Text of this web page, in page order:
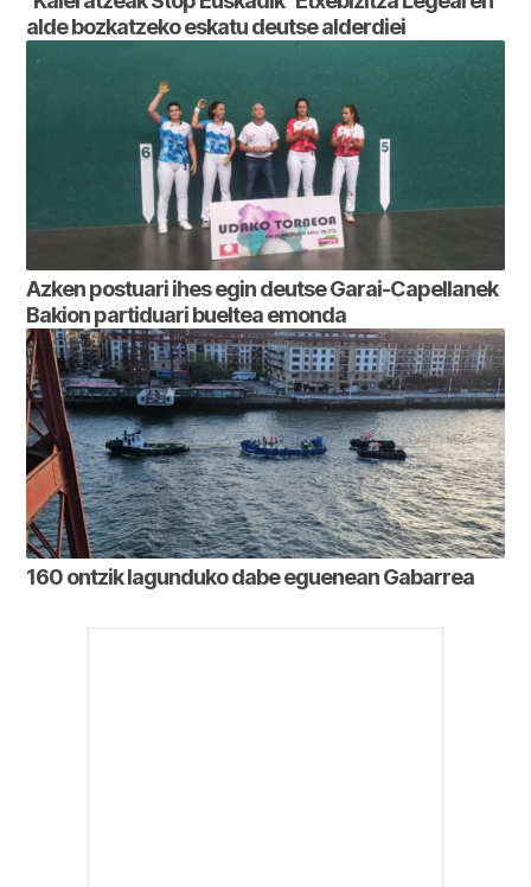
alde bozkatzeko eskatu deutse alderdiei
Azken postuari ihes egin deutse Garai-Capellanek
Bakion partiduari bueltea emonda
160 ontzik lagunduko dabe eguenean Gabarrea